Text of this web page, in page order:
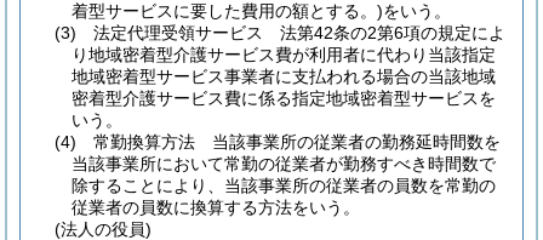
着型サービスに要した費用の額とする。)をいう。
(3)
法定代理受領サービス 法第42条の2第6項の規定によ
り地域密着型介護サービス費が利用者に代わり当該指定
地域密着型サービス事業者に支払われる場合の当該地域
密着型介護サービス費に係る指定地域密着型サービスを
いう。
(4)
常勤換算方法 当該事業所の従業者の勤務延時間数を
当該事業所において常勤の従業者が勤務すべき時間数で
除することにより、当該事業所の従業者の員数を常勤の
従業者の員数に換算する方法をいう。
(法人の役員)